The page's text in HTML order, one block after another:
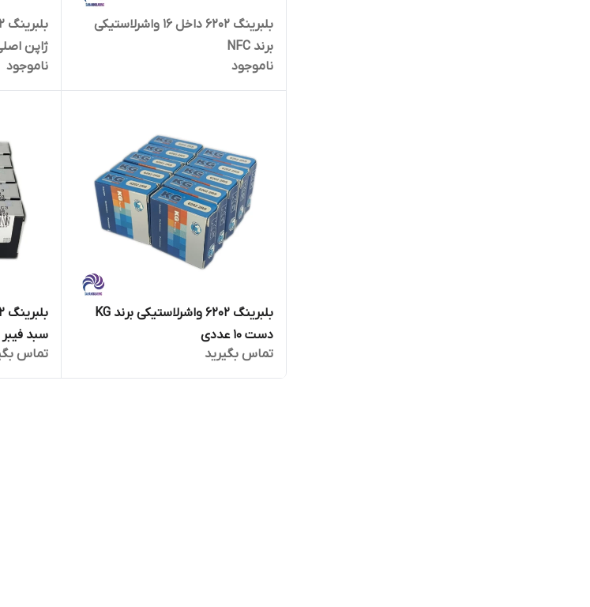
بلبرینگ 6202 داخل 16 واشرلاستیکی
برند NFC
ناموجود
ژاپن
ناموجود
بلبرینگ 6202 واشرلاستیکی برند KG
دست 10 عددی
تماس بگیرید
10 عددی
تماس